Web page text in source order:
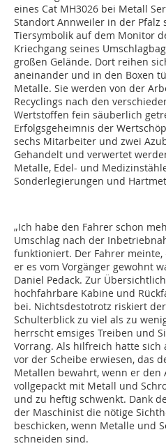
eines Cat MH3026 bei Metall
Standort Annweiler in der
Tiersymbolik auf dem Monitor
Kriechgang seines
großen Gelände. Dort reihen
aneinander und in den Boxen
Metalle. Sie werden von der
Recyclings nach den
Wertstoffen fein säuberlich
Erfolgsgeheimnis der
sechs Mitarbeiter und zwei
Gehandelt und verwertet
Metalle, Edel- und
Sonderlegierungen und
„Ich habe den Fahrer schon
Umschlag nach der
funktioniert. Der Fahrer meinte,
er es vom Vorgänger gewohnt
Daniel Pedack. Zur
hochfahrbare Kabine und
bei. Nichtsdestotrotz riskiert
Schulterblick zu viel als zu
herrscht emsiges Treiben und
Vorrang. Als hilfreich hatte sich
vor der Scheibe erwiesen, das
Metallen bewahrt, wenn er den
vollgepackt mit Metall und
und zu heftig schwenkt. Dank
der Maschinist die nötige
beschicken, wenn Metalle und
schneiden sind.